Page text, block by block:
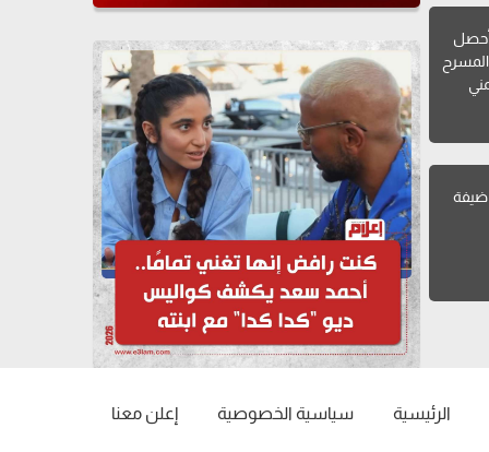
ضيفة
الرئيسية سياسية الخصوصية إعلن معنا